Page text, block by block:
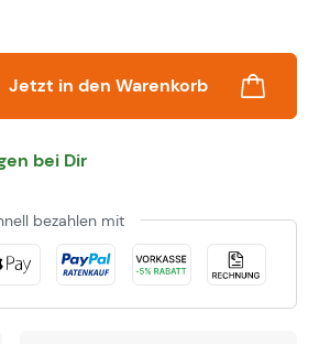
Anzahl: Gib den
Jetzt in den Warenkorb
bei Dir
bezahlen mit